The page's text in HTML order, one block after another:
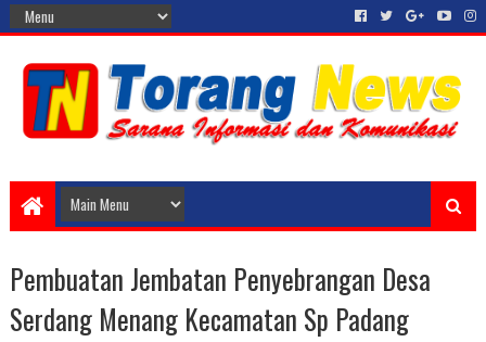
Pembuatan Jembatan Penyebrangan Desa
Serdang Menang Kecamatan Sp Padang